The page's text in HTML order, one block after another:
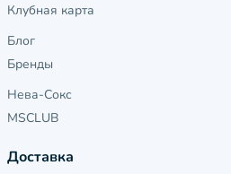
Клубная карта
Блог
Бренды
Нева-Сокс
MSCLUB
Доставка